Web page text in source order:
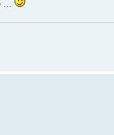
...